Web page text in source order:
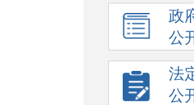
政
公
法
公